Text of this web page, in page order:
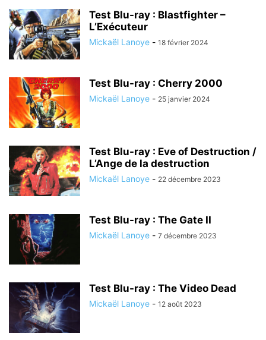
Test Blu-ray : Blastfighter –
L’Exécuteur
Mickaël Lanoye - 18 février 2024
Test Blu-ray : Cherry 2000
Mickaël Lanoye - 25 janvier 2024
Test Blu-ray : Eve of Destruction /
L’Ange de la destruction
Mickaël Lanoye - 22 décembre 2023
Test Blu-ray : The Gate II
Mickaël Lanoye - 7 décembre 2023
Test Blu-ray : The Video Dead
Mickaël Lanoye - 12 août 2023